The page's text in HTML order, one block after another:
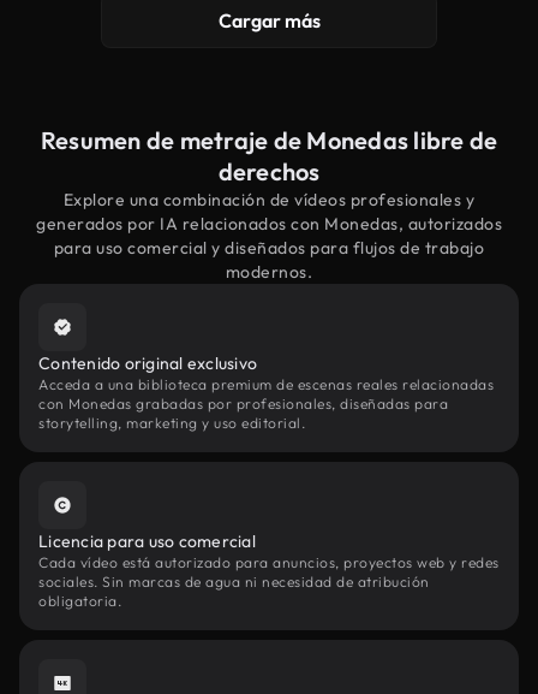
Cargar más
Resumen de metraje de Monedas libre de
derechos
Explore una combinación de vídeos profesionales y
generados por IA relacionados con Monedas, autorizados
para uso comercial y diseñados para flujos de trabajo
modernos.
Contenido original exclusivo
Acceda a una biblioteca premium de escenas reales relacionadas
con Monedas grabadas por profesionales, diseñadas para
storytelling, marketing y uso editorial.
Licencia para uso comercial
Cada vídeo está autorizado para anuncios, proyectos web y redes
sociales. Sin marcas de agua ni necesidad de atribución
obligatoria.